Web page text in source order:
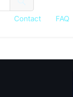
Contact FAQ